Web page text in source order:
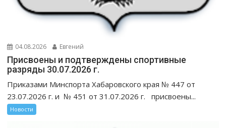
04.08.2026 Евгений
Присвоены и подтверждены спортивные
разряды 30.07.2026 г.
Приказами Минспорта Хабаровского края № 447 от
23.07.2026 г. и № 451 от 31.07.2026 г. присвоены...
Новости